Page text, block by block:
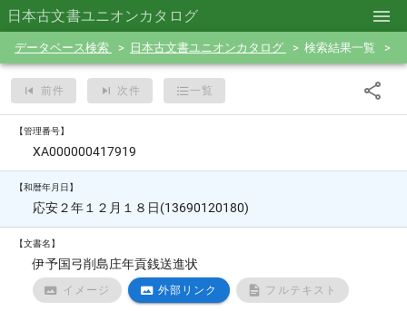
日本古文書ユニオンカタログ
データベース検索 日本古文書ユニオンカタログ 検索結果一覧
前件 次件 一覧
【管理番号】
XA000000417919
【和暦年月日】
応安２年１２月１８日(13690120180)
【文書名】
伊予国弓削島庄年貢銭送進状
イメージ 外部リンク フルテキスト